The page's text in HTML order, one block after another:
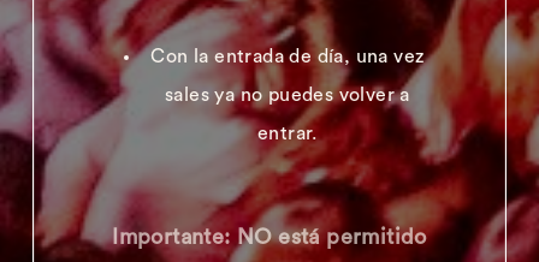
Con la entrada de día, una vez
sales ya no puedes volver a
entrar.
Importante: NO está permitido